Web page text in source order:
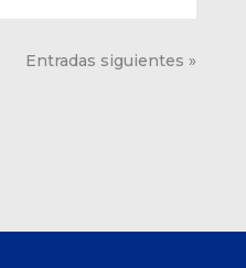
Entradas siguientes »